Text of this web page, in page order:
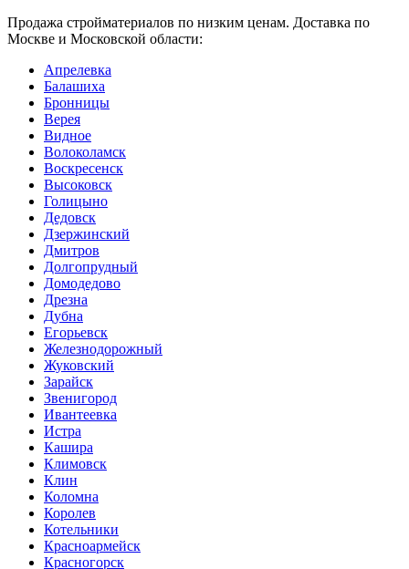
Продажа стройматериалов по низким ценам. Доставка по
Москве и Московской области:
Апрелевка
Балашиха
Бронницы
Верея
Видное
Волоколамск
Воскресенск
Высоковск
Голицыно
Дедовск
Дзержинский
Дмитров
Долгопрудный
Домодедово
Дрезна
Дубна
Егорьевск
Железнодорожный
Жуковский
Зарайск
Звенигород
Ивантеевка
Истра
Кашира
Климовск
Клин
Коломна
Королев
Котельники
Красноармейск
Красногорск